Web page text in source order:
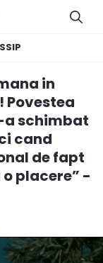
in
Povestea
a schimbat
cand
de fapt
placere” -